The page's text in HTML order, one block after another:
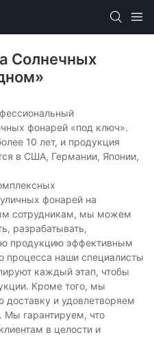
Солнечных
фонарей «под ключ».
10 лет, и продукция
в США, Германии, Японии,
фонарей на
сотрудникам, мы можем
разрабатывать,
продукцию эффективным
процесса наши специалисты
каждый этап, чтобы
Кроме того, мы
и удовлетворяем
Мы гарантируем, что
в целости и